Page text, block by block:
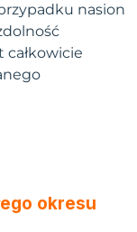
nasion
całkowicie
okresu